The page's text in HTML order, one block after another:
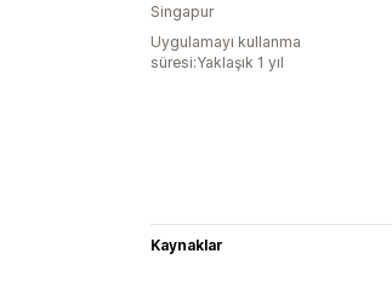
Singapur
Uygulamayı kullanma
süresi:Yaklaşık 1 yıl
Kaynaklar